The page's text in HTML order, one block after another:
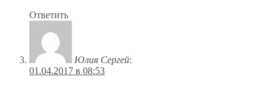
Ответить
Юлия Сергей:
01.04.2017 в 08:53